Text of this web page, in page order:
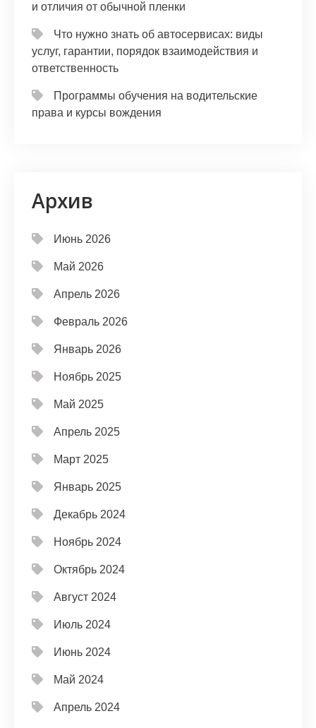
и отличия от обычной пленки
Что нужно знать об автосервисах: виды
услуг, гарантии, порядок взаимодействия и
ответственность
Программы обучения на водительские
права и курсы вождения
Архив
Июнь 2026
Май 2026
Апрель 2026
Февраль 2026
Январь 2026
Ноябрь 2025
Май 2025
Апрель 2025
Март 2025
Январь 2025
Декабрь 2024
Ноябрь 2024
Октябрь 2024
Август 2024
Июль 2024
Июнь 2024
Май 2024
Апрель 2024